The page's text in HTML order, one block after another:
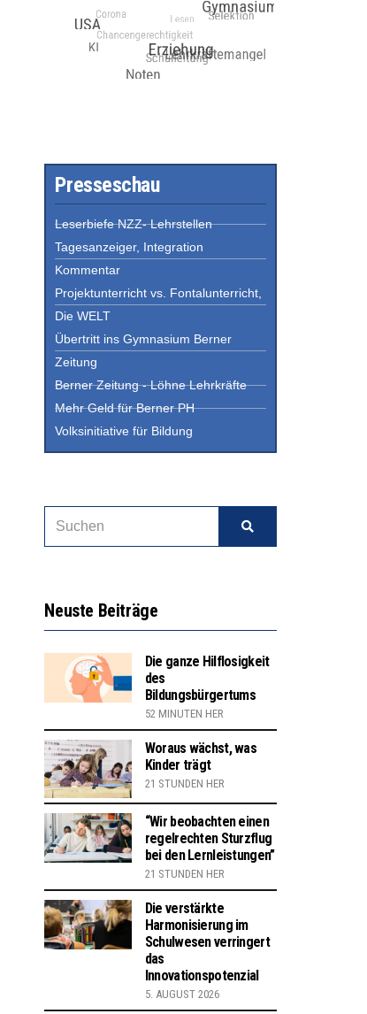
Presseschau
Leserbiefe NZZ- Lehrstellen
Tagesanzeiger, Integration
Kommentar
Projektunterricht vs. Fontalunterricht,
Die WELT
Übertritt ins Gymnasium Berner
Zeitung
Berner Zeitung - Löhne Lehrkräfte
Mehr Geld für Berner PH
Volksinitiative für Bildung
Neuste Beiträge
Die ganze Hilflosigkeit
des
Bildungsbürgertums
52 MINUTEN HER
Woraus wächst, was
Kinder trägt
21 STUNDEN HER
“Wir beobachten einen
regelrechten Sturzflug
bei den Lernleistungen”
21 STUNDEN HER
Die verstärkte
Harmonisierung im
Schulwesen verringert
das
Innovationspotenzial
5. AUGUST 2026